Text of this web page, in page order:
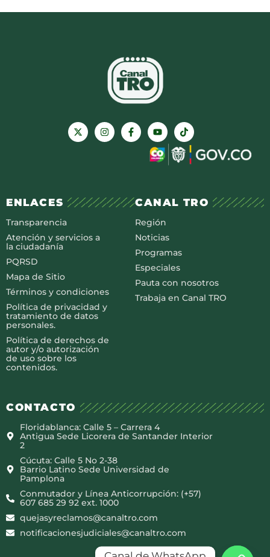
ENLACES
Transparencia
Atención y servicios a
la ciudadanía
PQRSD
Mapa de Sitio
Términos y condiciones
Política de privacidad y
tratamiento de datos
personales.
Política de derechos de
autor y/o autorización
de uso sobre los
contenidos.
CANAL TRO
Región
Noticias
Programas
Especiales
Pauta con nosotros
Trabaja en Canal TRO
CONTACTO
Floridablanca: Calle 5 – Carrera 4
Antigua Sede Licorera de Santander Interior
2
Cúcuta: Calle 5 No 2-38
Barrio Latino Sede Universidad de
Pamplona
Conmutador y Línea Anticorrupción: (+57)
607 685 29 92 ext. 1000
quejasyreclamos@canaltro.com
notificacionesjudiciales@canaltro.com